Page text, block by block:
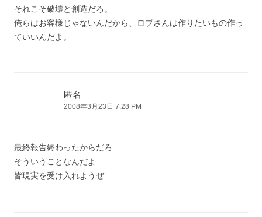
それこそ破壊と創造だろ。
俺らはお客様じゃないんだから、ロブさんは作りたいもの作っ
ていいんだよ。
匿名
2008年3月23日 7:28 PM
最終報告終わったからだろ
そういうことなんだよ
皆現実を受け入れようぜ